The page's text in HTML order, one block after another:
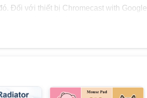
TRONG:
điều hành
Đối với thiết bị Chromecast with Google
IR dùng để điều khiển TV hoặc